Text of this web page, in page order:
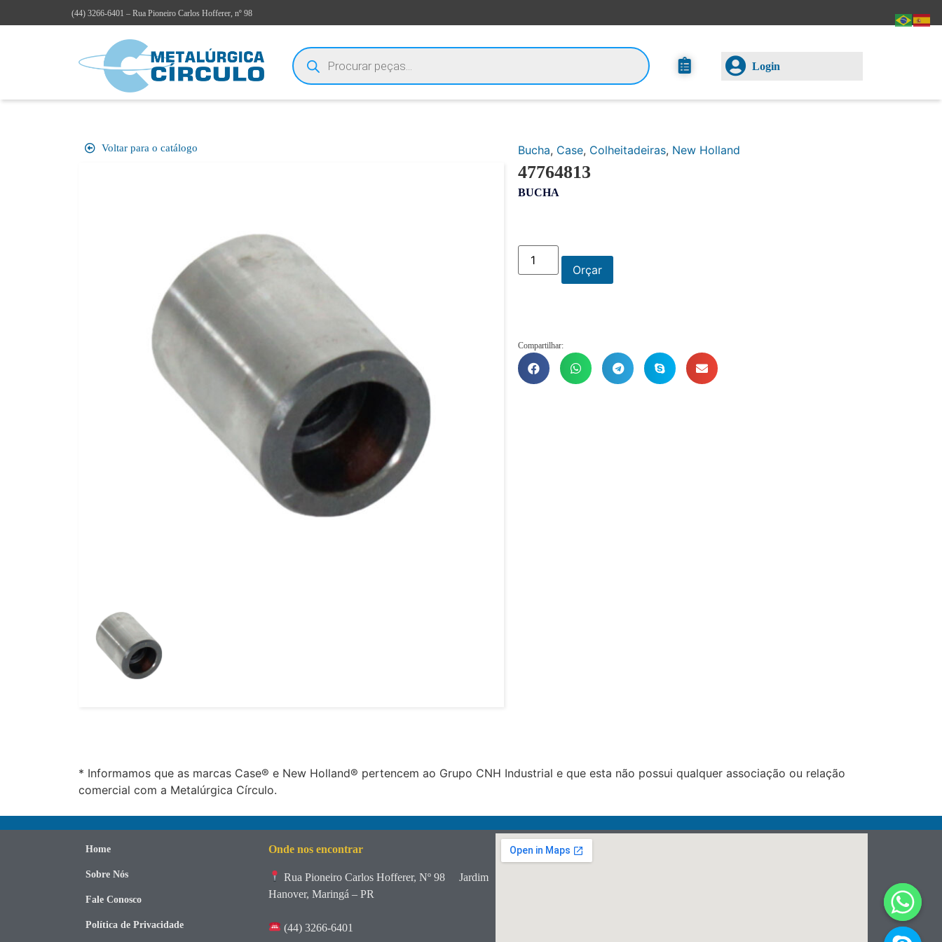
(44) 3266-6401 – Rua Pioneiro Carlos Hofferer, nº 98
Login
Voltar para o catálogo Bucha, Case, Colheitadeiras, New Holland
47764813
BUCHA
Orçar
Compartilhar:
* Informamos que as marcas Case® e New Holland® pertencem ao Grupo CNH Industrial e que esta não possui qualquer associação ou relação
comercial com a Metalúrgica Círculo.
Home
Sobre Nós
Fale Conosco
Política de Privacidade
Onde nos encontrar
Rua Pioneiro Carlos Hofferer, Nº 98
Jardim
Hanover, Maringá – PR
(44) 3266-6401